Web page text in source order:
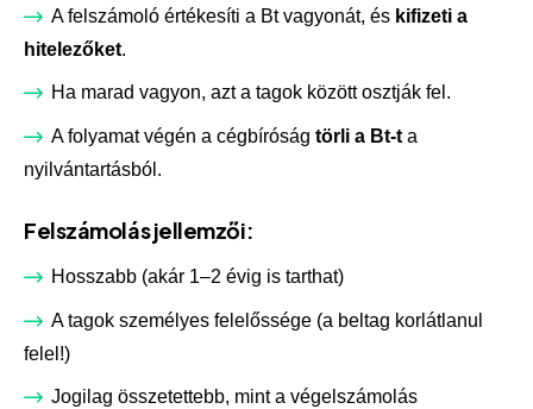
A felszámoló értékesíti a Bt vagyonát, és kifizeti a
hitelezőket.
Ha marad vagyon, azt a tagok között osztják fel.
A folyamat végén a cégbíróság törli a Bt-t a
nyilvántartásból.
Felszámolás jellemzői:
Hosszabb (akár 1–2 évig is tarthat)
A tagok személyes felelőssége (a beltag korlátlanul
felel!)
Jogilag összetettebb, mint a végelszámolás